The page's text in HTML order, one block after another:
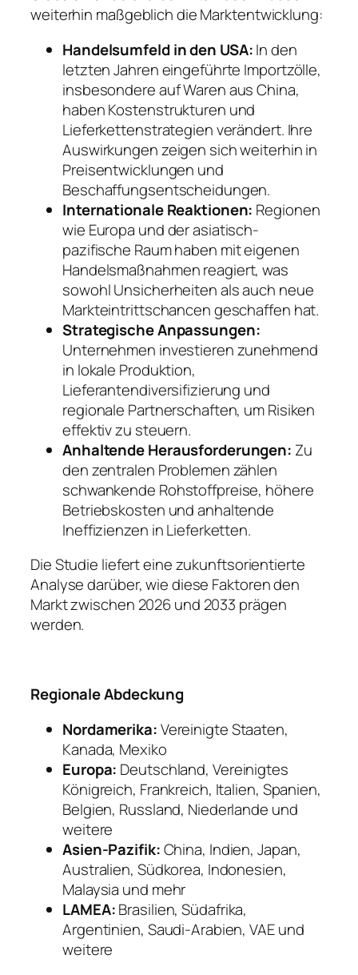
weiterhin maßgeblich die Marktentwicklung:
Handelsumfeld in den USA:In den
letzten Jahren eingeführte Importzölle,
insbesondere auf Waren aus China,
haben Kostenstrukturen und
Lieferkettenstrategien verändert. Ihre
Auswirkungen zeigen sich weiterhin in
Preisentwicklungen und
Beschaffungsentscheidungen.
Internationale Reaktionen: Regionen
wie Europa und der asiatisch-
pazifische Raum haben mit eigenen
Handelsmaßnahmen reagiert, was
sowohl Unsicherheiten als auch neue
Markteintrittschancen geschaffen hat.
Strategische Anpassungen:
Unternehmen investieren zunehmend
in lokale Produktion,
Lieferantendiversifizierung und
regionale Partnerschaften, um Risiken
effektiv zu steuern.
Anhaltende Herausforderungen: Zu
den zentralen Problemen zählen
schwankende Rohstoffpreise, höhere
Betriebskosten und anhaltende
Ineffizienzen in Lieferketten.
Die Studie liefert eine zukunftsorientierte
Analyse darüber, wie diese Faktoren den
Markt zwischen 2026 und 2033 prägen
werden.
Regionale Abdeckung
Nordamerika:Vereinigte Staaten,
Kanada, Mexiko
Europa: Deutschland, Vereinigtes
Königreich, Frankreich, Italien, Spanien,
Belgien, Russland, Niederlande und
weitere
Asien-Pazifik:China, Indien, Japan,
Australien, Südkorea, Indonesien,
Malaysia und mehr
LAMEA:Brasilien, Südafrika,
Argentinien, Saudi-Arabien, VAE und
weitere